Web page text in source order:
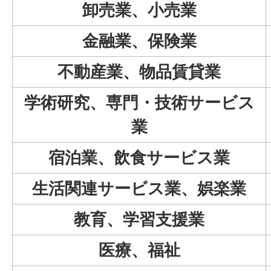
卸売業、小売業
金融業、保険業
不動産業、物品賃貸業
学術研究、専門・技術サービス
業
宿泊業、飲食サービス業
生活関連サービス業、娯楽業
教育、学習支援業
医療、福祉